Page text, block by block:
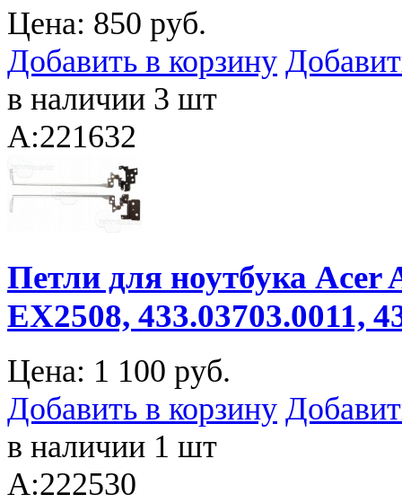
Цена: 850 руб.
Добавить в корзину
в наличии 3 шт
A:221632
Петли для ноутбука Acer
EX2508, 433.03703.0011,
Цена: 1 100 руб.
Добавить в корзину
в наличии 1 шт
A:222530